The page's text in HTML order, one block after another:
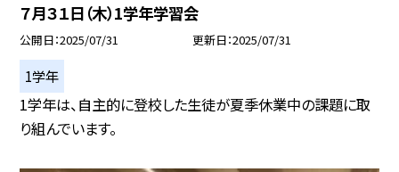
７月３１日（木）1学年学習会
公開日 2025/07/31 更新日 2025/07/31
1学年
1学年は、自主的に登校した生徒が夏季休業中の課題に取
り組んでいます。